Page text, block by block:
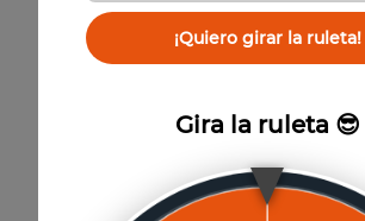
Gira la ruleta 😎
¡Quiero girar la ruleta!